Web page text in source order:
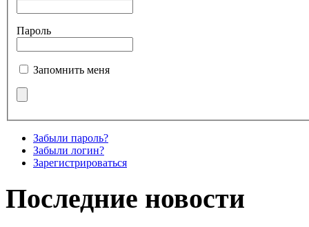
Пароль
Запомнить меня
Забыли пароль?
Забыли логин?
Зарегистрироваться
Последние новости